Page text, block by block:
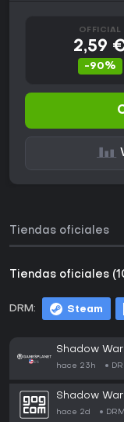
OFFICIAL
2,59
-90%
Tiendas oficiales
Tiendas oficiales
DRM: Steam
Shadow
hace 23h
Shadow
hace 2d